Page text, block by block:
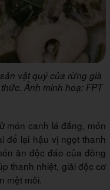
vật quý của rừng già
Ảnh minh hoạ: FPT
món canh lá đắng, món
để lại hậu vị ngọt thanh
ăn độc đáo của đồng
thanh nhiệt, giải độc cơ
mệt mỏi.